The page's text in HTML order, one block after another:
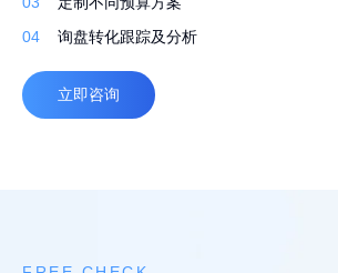
04
自适应，多语言
立即咨询
04
询盘转化跟踪及分析
立即咨询
04
高质量外链
立即咨询